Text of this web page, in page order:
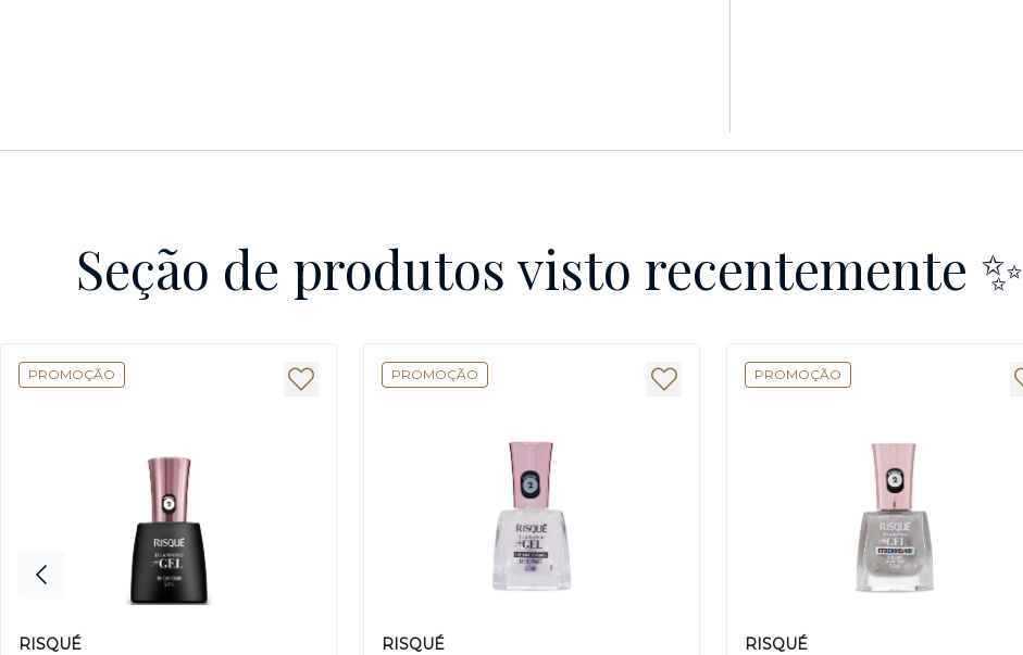
Seção de produtos visto recentemente ✨
PROMOÇÃO
RISQUÉ
PROMOÇÃO
RISQUÉ
PROMOÇÃO
RISQUÉ